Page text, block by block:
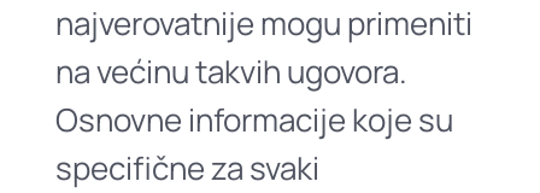
najverovatnije mogu primeniti
na većinu takvih ugovora.
Osnovne informacije koje su
specifične za svaki